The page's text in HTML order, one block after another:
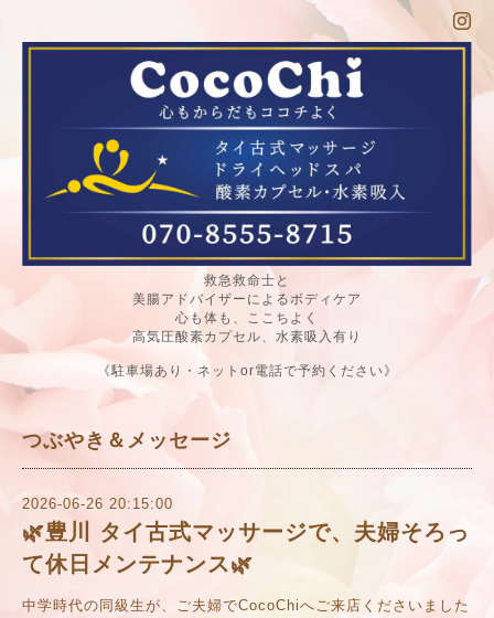
救急救命士と
美腸アドバイザーによるボディケア
心も体も、ここちよく
高気圧酸素カプセル、水素吸入有り
《駐車場あり・ネットor電話で予約ください》
つぶやき＆メッセージ
2026-06-26 20:15:00
🌿豊川 タイ古式マッサージで、夫婦そろっ
て休日メンテナンス🌿
中学時代の同級生が、ご夫婦でCocoChiへご来店くださいました